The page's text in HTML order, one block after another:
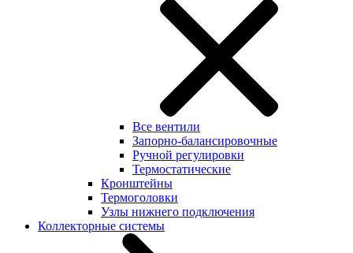
Все вентили
Запорно-балансировочные
Ручной регулировки
Термостатические
Кронштейны
Термоголовки
Узлы нижнего подключения
Коллекторные системы